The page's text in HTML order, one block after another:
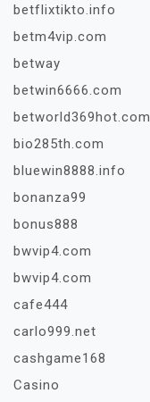
betflixtikto.info
betm4vip.com
betway
betwin6666.com
betworld369hot.com
bio285th.com
bluewin8888.info
bonanza99
bonus888
bwvip4.com
bwvip4.com
cafe444
carlo999.net
cashgame168
Casino